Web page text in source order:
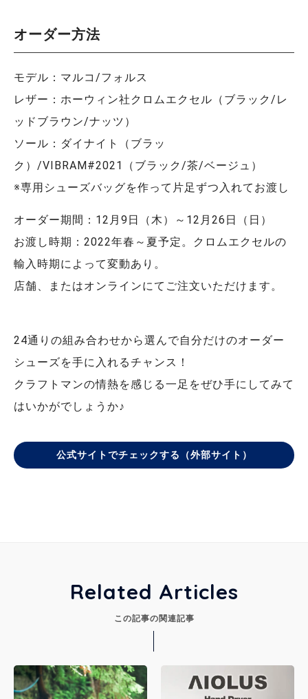
オーダー方法
モデル：マルコ/フォルス
レザー：ホーウィン社クロムエクセル（ブラック/レ
ッドブラウン/ナッツ）
ソール：ダイナイト（ブラッ
ク）/VIBRAM#2021（ブラック/茶/ベージュ）
※専用シューズバッグを作って片足ずつ入れてお渡し
オーダー期間：12月9日（木）～12月26日（日）
お渡し時期：2022年春～夏予定。クロムエクセルの
輸入時期によって変動あり。
店舗、またはオンラインにてご注文いただけます。
24通りの組み合わせから選んで自分だけのオーダー
シューズを手に入れるチャンス！
クラフトマンの情熱を感じる一足をぜひ手にしてみて
はいかがでしょうか♪
公式サイトでチェックする（外部サイト）
Related Articles
この記事の関連記事